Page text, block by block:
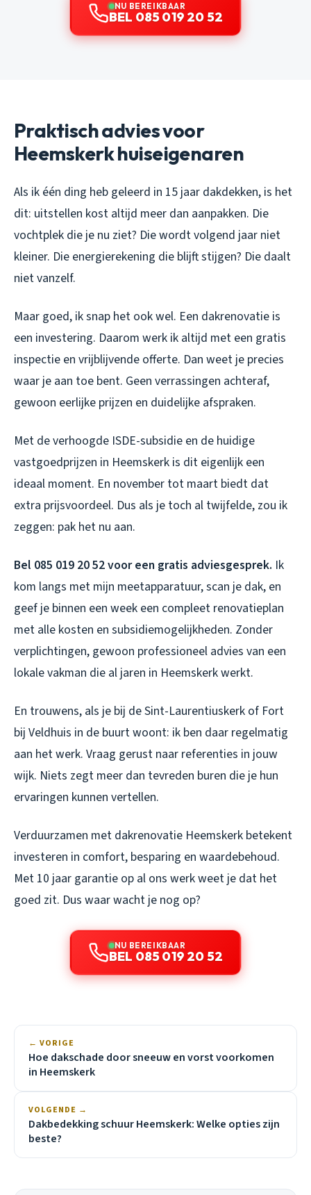
NU BEREIKBAAR
BEL 085 019 20 52
Praktisch advies voor
Heemskerk huiseigenaren
Als ik één ding heb geleerd in 15 jaar dakdekken, is het
dit: uitstellen kost altijd meer dan aanpakken. Die
vochtplek die je nu ziet? Die wordt volgend jaar niet
kleiner. Die energierekening die blijft stijgen? Die daalt
niet vanzelf.
Maar goed, ik snap het ook wel. Een dakrenovatie is
een investering. Daarom werk ik altijd met een gratis
inspectie en vrijblijvende offerte. Dan weet je precies
waar je aan toe bent. Geen verrassingen achteraf,
gewoon eerlijke prijzen en duidelijke afspraken.
Met de verhoogde ISDE-subsidie en de huidige
vastgoedprijzen in Heemskerk is dit eigenlijk een
ideaal moment. En november tot maart biedt dat
extra prijsvoordeel. Dus als je toch al twijfelde, zou ik
zeggen: pak het nu aan.
Bel 085 019 20 52 voor een gratis adviesgesprek. Ik
kom langs met mijn meetapparatuur, scan je dak, en
geef je binnen een week een compleet renovatieplan
met alle kosten en subsidiemogelijkheden. Zonder
verplichtingen, gewoon professioneel advies van een
lokale vakman die al jaren in Heemskerk werkt.
En trouwens, als je bij de Sint-Laurentiuskerk of Fort
bij Veldhuis in de buurt woont: ik ben daar regelmatig
aan het werk. Vraag gerust naar referenties in jouw
wijk. Niets zegt meer dan tevreden buren die je hun
ervaringen kunnen vertellen.
Verduurzamen met dakrenovatie Heemskerk betekent
investeren in comfort, besparing en waardebehoud.
Met 10 jaar garantie op al ons werk weet je dat het
goed zit. Dus waar wacht je nog op?
NU BEREIKBAAR
BEL 085 019 20 52
← VORIGE
Hoe dakschade door sneeuw en vorst voorkomen
in Heemskerk
VOLGENDE →
Dakbedekking schuur Heemskerk: Welke opties zijn
beste?